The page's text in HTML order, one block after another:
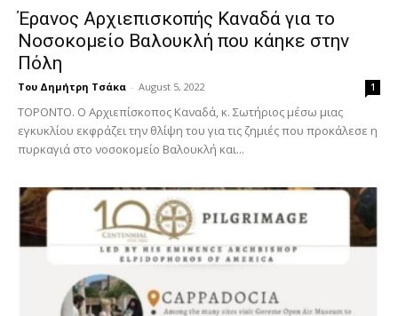
Έρανος Αρχιεπισκοπής Καναδά για το
Νοσοκομείο Βαλουκλή που κάηκε στην
Πόλη
Του Δημήτρη Τσάκα - August 5, 2022 1
ΤΟΡΟΝΤΟ. Ο Αρχιεπίσκοπος Καναδά, κ. Σωτήριος μέσω μιας
εγκυκλίου εκφράζει την θλίψη του για τις ζημιές που προκάλεσε η
πυρκαγιά στο νοσοκομείο Βαλουκλή και...